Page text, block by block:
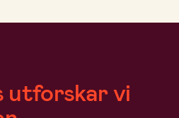
utforskar vi